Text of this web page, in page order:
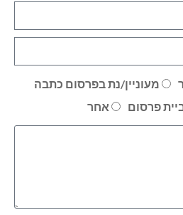
מעוניין/נת בפרסום כתבה
פרסום
אחר